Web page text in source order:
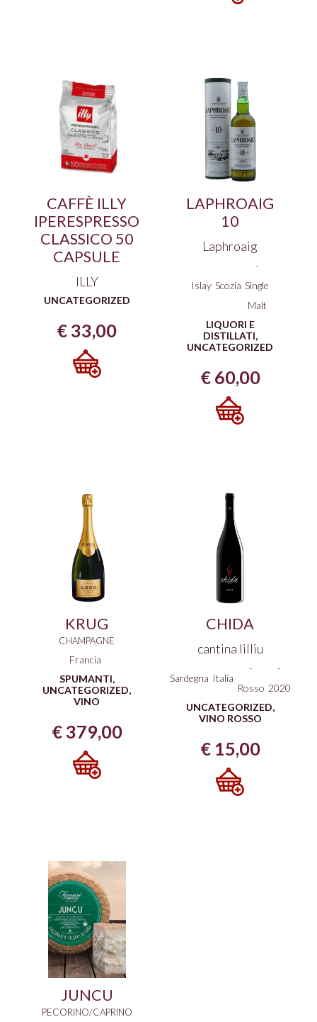
CAFFÈ ILLY
IPERESPRESSO
CLASSICO 50
CAPSULE
ILLY
UNCATEGORIZED
€ 33,00
LAPHROAIG
10
Laphroaig
Islay Scozia
-
Single
Malt
LIQUORI E
DISTILLATI,
UNCATEGORIZED
€60,00
KRUG
CHAMPAGNE
Francia
SPUMANTI,
UNCATEGORIZED,
VINO
€379,00
CHIDA
cantina lilliu
Sardegna Italia
-
Rosso
-
2020
UNCATEGORIZED,
VINO ROSSO
€15,00
JUNCU
PECORINO/CAPRINO